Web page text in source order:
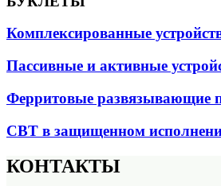
Комплексированные
Пассивные и активные
Ферритовые развязывающие
СВТ в защищенном
КОНТАКТЫ